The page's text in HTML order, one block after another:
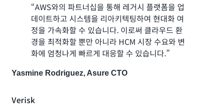
약할 수 있을 것으로 예상합니다. 아울러 AWS를
통해 얻을 수 있는 컴퓨팅 용량 증가와 같은 추가
적인 이점으로 인해 비용 절감 효과가 더 커질 수
있습니다. 따라서 기존 데이터 센터 인프라를 사
용할 때보다 더 많고 더 큰 워크로드를 지속적으
절감할 수 있습니다.”
Kevin Quinlivan, Delaware North Chief Techology
Emirates는 비즈니스에 중요한 예약 엔진을 온프레미스에서
AWS 클라우드로 마이그레이션하는 과정에서 콘텐츠 관리
시스템(CMS)을 위한 신뢰할 수 있는 공유 스토리지가 필요
했습니다. Amazon FSx for Windows File Server 덕분에
Emirates는 CMS용 파일 스토리지를 손쉽게 프로비저닝하
여 예약 웹 사이트를 위한 공유 파일을 저장할 수 있었습니다.
터에서 AWS로 주력 사이트를 쉽게 마이그레이
“AWS와의 파트너십을 통해 레거시 플랫폼을 업
데이트하고 시스템을 리아키텍팅하여 현대화 여
정을 가속화할 수 있습니다. 이로써 클라우드 환
경을 최적화할 뿐만 아니라 HCM 시장 수요와 변
화에 엄청나게 빠르게 대응할 수 있습니다.”
Yasmine Rodriguez, Asure CTO
Verisk